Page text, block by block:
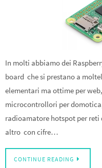
In molti abbiamo dei
board che si prestano a
elementari ma ottime per
microcontrollori per
radioamatore hotspot per
altro con cifre…
CONTINUE READING